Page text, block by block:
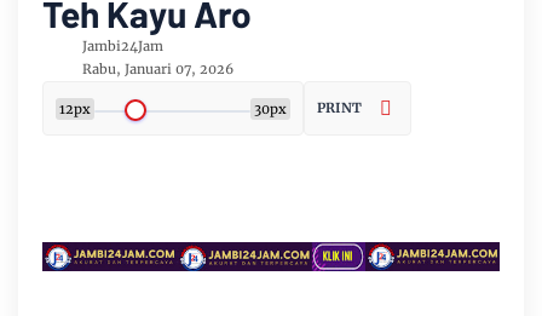
Teh Kayu Aro
Jambi24Jam
Rabu, Januari 07, 2026
12px 30px PRINT